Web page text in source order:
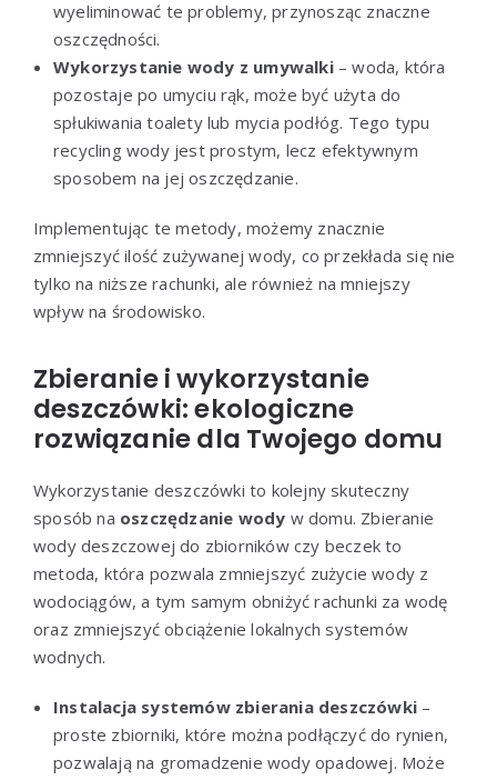
wyeliminować te problemy, przynosząc znaczne
oszczędności.
Wykorzystanie wody z umywalki– woda, która
pozostaje po umyciu rąk, może być użyta do
spłukiwania toalety lub mycia podłóg. Tego typu
recycling wody jest prostym, lecz efektywnym
sposobem na jej oszczędzanie.
Implementując te metody, możemy znacznie
zmniejszyć ilość zużywanej wody, co przekłada się nie
tylko na niższe rachunki, ale również na mniejszy
wpływ na środowisko.
Zbieranie i wykorzystanie
deszczówki: ekologiczne
rozwiązanie dla Twojego domu
Wykorzystanie deszczówki to kolejny skuteczny
sposób na oszczędzanie wody w domu. Zbieranie
wody deszczowej do zbiorników czy beczek to
metoda, która pozwala zmniejszyć zużycie wody z
wodociągów, a tym samym obniżyć rachunki za wodę
oraz zmniejszyć obciążenie lokalnych systemów
wodnych.
Instalacja systemów zbierania deszczówki –
proste zbiorniki, które można podłączyć do rynien,
pozwalają na gromadzenie wody opadowej. Może